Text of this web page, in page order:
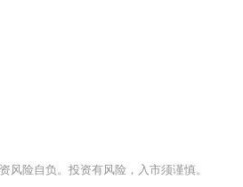
风险自负。投资有风险，入市须谨慎。